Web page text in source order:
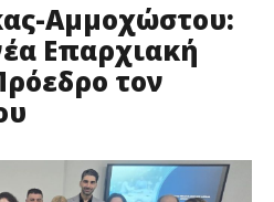
Αμμοχώστου:
Επαρχιακή
τον